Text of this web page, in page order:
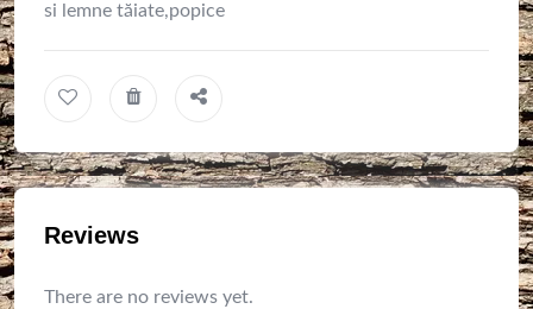
si lemne tăiate,popice
Reviews
There are no reviews yet.